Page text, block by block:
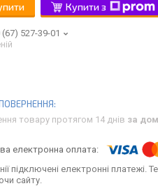
Купити з
(67) 527-39-01
товару протягом 14 днів за
підключені електронні
сайту.